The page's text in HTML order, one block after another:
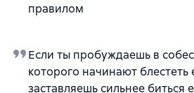
правилом
Если ты пробуждаешь в
которого начинают блестеть
заставляешь сильнее биться